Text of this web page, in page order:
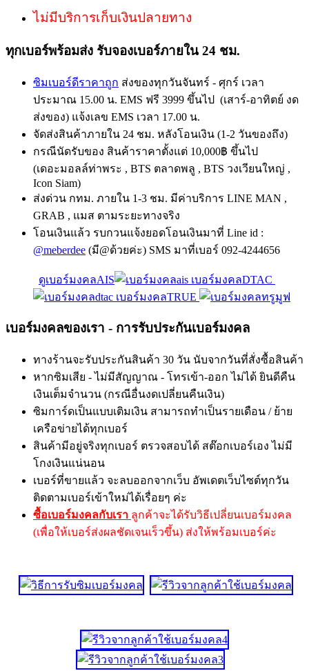
ไม่มีบริการเก็บเงินปลายทาง
ทุกเบอร์พร้อมส่ง รับจองเบอร์ภายใน 24 ชม.
ซิมเบอร์ดีราคาถูก ส่งของทุกวันจันทร์ - ศุกร์ เวลา
ประมาณ 15.00 น. EMS ฟรี 3999 ขึ้นไป (เสาร์-อาทิตย์ งด
ส่งของ) แจ้งเลข EMS เวลา 17.00 น.
จัดส่งสินค้าภายใน 24 ชม. หลังโอนเงิน (1-2 วันของถึง)
กรณีนัดรับของ สินค้าราคาตั้งแต่ 10,000฿ ขึ้นไป
(เดอะมอลล์ท่าพระ , BTS ตลาดพลู , BTS วงเวียนใหญ่ ,
Icon Siam)
ส่งด่วน กทม. ภายใน 1-3 ชม. มีค่าบริการ LINE MAN ,
GRAB , แมส ตามระยะทางจริง
โอนเงินแล้ว รบกวนแจ้งยอดโอนเงินมาที่ Line id :
@meberdee (มี@ด้วยค่ะ) SMS มาที่เบอร์ 092-4244656
ดูเบอร์มงคลAIS
เบอร์มงคลDTAC
เบอร์มงคลTRUE
เบอร์มงคลของเรา - การรับประกันเบอร์มงคล
ทางร้านจะรับประกันสินค้า 30 วัน นับจากวันที่สั่งซื้อสินค้า
หากซิมเสีย - ไม่มีสัญญาณ - โทรเข้า-ออก ไม่ได้ ยินดีคืน
เงินเต็มจำนวน (กรณีอื่นงดเปลี่ยนคืนเงิน)
ซิมการ์ดเป็นแบบเติมเงิน สามารถทำเป็นรายเดือน / ย้าย
เครือข่ายได้ทุกเบอร์
สินค้ามีอยู่จริงทุกเบอร์ ตรวจสอบได้ สต๊อกเบอร์เอง ไม่มี
โกงเงินแน่นอน
เบอร์ที่ขายแล้ว จะลบออกจากเว็บ อัพเดตเว็บไซต์ทุกวัน
ติดตามเบอร์เข้าใหม่ได้เรื่อยๆ ค่ะ
ซื้อเบอร์มงคลกับเรา ลูกค้าจะได้รับวิธีเปลี่ยนเบอร์มงคล
(เพื่อให้เบอร์ส่งผลชัดเจนเร็วขึ้น) ส่งให้พร้อมเบอร์ค่ะ